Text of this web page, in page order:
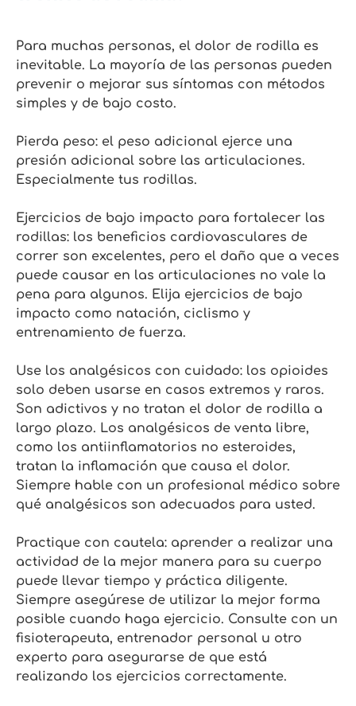
Para muchas personas, el dolor de rodilla es
inevitable. La mayoría de las personas pueden
prevenir o mejorar sus síntomas con métodos
simples y de bajo costo.
Pierda peso: el peso adicional ejerce una
presión adicional sobre las articulaciones.
Especialmente tus rodillas.
Ejercicios de bajo impacto para fortalecer las
rodillas: los beneficios cardiovasculares de
correr son excelentes, pero el daño que a veces
puede causar en las articulaciones no vale la
pena para algunos. Elija ejercicios de bajo
impacto como natación, ciclismo y
entrenamiento de fuerza.
Use los analgésicos con cuidado: los opioides
solo deben usarse en casos extremos y raros.
Son adictivos y no tratan el dolor de rodilla a
largo plazo. Los analgésicos de venta libre,
como los antiinflamatorios no esteroides,
tratan la inflamación que causa el dolor.
Siempre hable con un profesional médico sobre
qué analgésicos son adecuados para usted.
Practique con cautela: aprender a realizar una
actividad de la mejor manera para su cuerpo
puede llevar tiempo y práctica diligente.
Siempre asegúrese de utilizar la mejor forma
posible cuando haga ejercicio. Consulte con un
fisioterapeuta, entrenador personal u otro
experto para asegurarse de que está
realizando los ejercicios correctamente.